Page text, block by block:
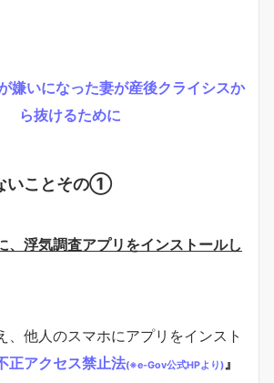
嫌いになった妻が産後クライシスか
ら抜けるために
いことその①
、浮気調査アプリをインストールし
、他人のスマホにアプリをインスト
正アクセス禁止法(※e-Gov公式HPより)』